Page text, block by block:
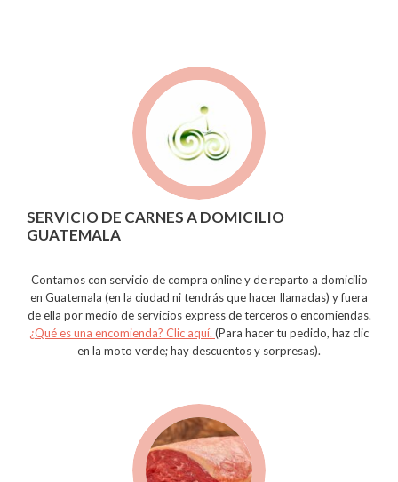
SERVICIO DE CARNES A DOMICILIO
GUATEMALA
Contamos con servicio de compra online y de reparto a domicilio
en Guatemala (en la ciudad ni tendrás que hacer llamadas) y fuera
de ella por medio de servicios express de terceros o encomiendas.
¿Qué es una encomienda? Clic aquí. (Para hacer tu pedido, haz clic
en la moto verde; hay descuentos y sorpresas).